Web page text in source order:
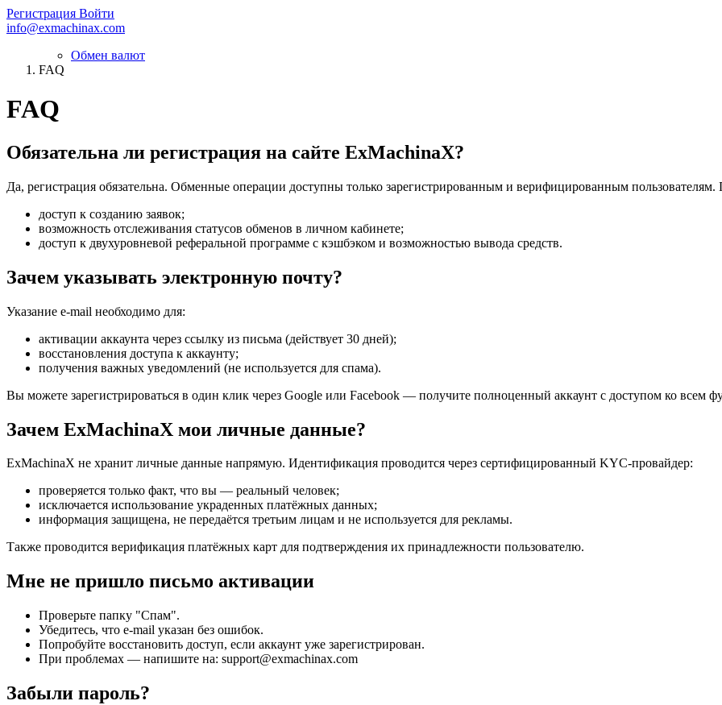
Регистрация Войти
info@exmachinax.com
Обмен валют
FAQ
FAQ
Обязательна ли регистрация на сайте ExMachinaX?
Да, регистрация обязательна. Обменные операции доступны только зарегистрированным и верифицированным
доступ к созданию заявок;
возможность отслеживания статусов обменов в личном кабинете;
доступ к двухуровневой реферальной программе с кэшбэком и возможностью вывода средств.
Зачем указывать электронную почту?
Указание e-mail необходимо для:
активации аккаунта через ссылку из письма (действует 30 дней);
восстановления доступа к аккаунту;
получения важных уведомлений (не используется для спама).
Вы можете зарегистрироваться в один клик через Google или Facebook — получите полноценный аккаунт с доступом ко всем
Зачем ExMachinaX мои личные данные?
ExMachinaX не хранит личные данные напрямую. Идентификация проводится через сертифицированный KYC-провайдер:
проверяется только факт, что вы — реальный человек;
исключается использование украденных платёжных данных;
информация защищена, не передаётся третьим лицам и не используется для рекламы.
Также проводится верификация платёжных карт для подтверждения их принадлежности пользователю.
Мне не пришло письмо активации
Проверьте папку "Спам".
Убедитесь, что e-mail указан без ошибок.
Попробуйте восстановить доступ, если аккаунт уже зарегистрирован.
При проблемах — напишите на: support@exmachinax.com
Забыли пароль?